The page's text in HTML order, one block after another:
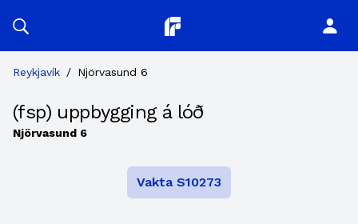
Planitor
Reykjavík / Njörvasund 6
(fsp) uppbygging á lóð
Njörvasund 6
Vakta S10273